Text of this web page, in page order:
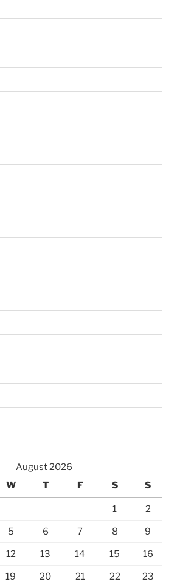
August 2026
W T F S S
1 2
5 6 7 8 9
12 13 14 15 16
19 20 21 22 23